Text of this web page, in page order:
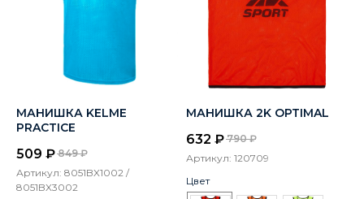
МАНИШКА KELME
PRACTICE
509 ₽ 849 ₽
Артикул: 8051BX1002 /
8051BX3002
МАНИШКА 2K OPTIMAL
632 ₽ 790 ₽
Артикул: 120709
Цвет